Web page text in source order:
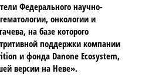
Федерального научно-
онкологии и
на базе которого
поддержки компании
и фонда Danone Ecosystem,
версии на Неве».